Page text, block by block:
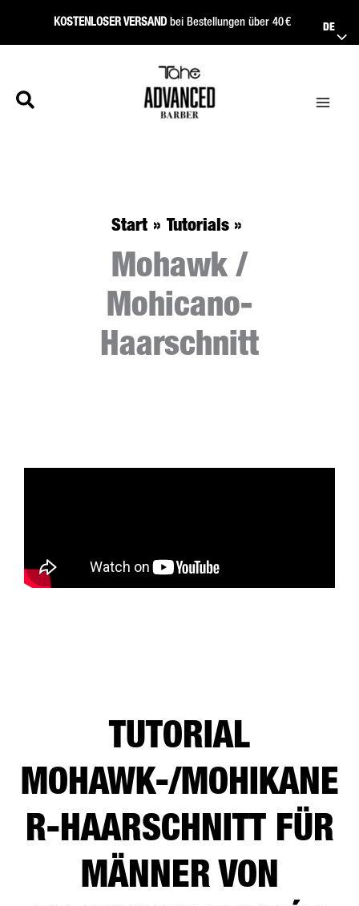
Inhalt
KOSTENLOSER VERSANDbei Bestellungen über 40 € DE
Start Tutorials
Mohawk /
Mohicano-
Haarschnitt
TUTORIAL
MOHAWK-/MOHIKANE
R-HAARSCHNITT FÜR
MÄNNER VON